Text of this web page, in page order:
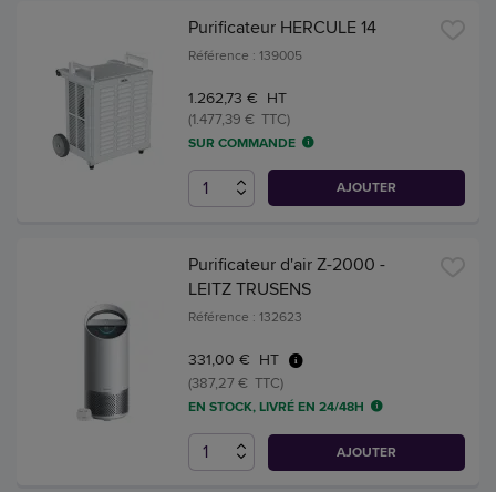
Purificateur HERCULE 14
Référence : 139005
1.262,73 € HT
(1.477,39 € TTC)
SUR COMMANDE
AJOUTER
Purificateur d'air Z-2000 -
LEITZ TRUSENS
Référence : 132623
331,00 € HT
(387,27 € TTC)
EN STOCK, LIVRÉ EN 24/48H
AJOUTER